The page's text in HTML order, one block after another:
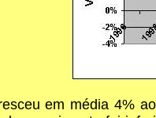
em média 4%